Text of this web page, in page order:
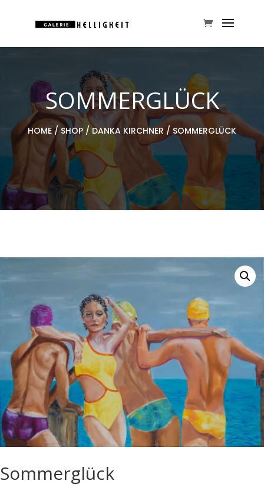
SOMMERGLÜCK
HOME/ SHOP/ DANKA KIRCHNER / SOMMERGLÜCK
Sommerglück